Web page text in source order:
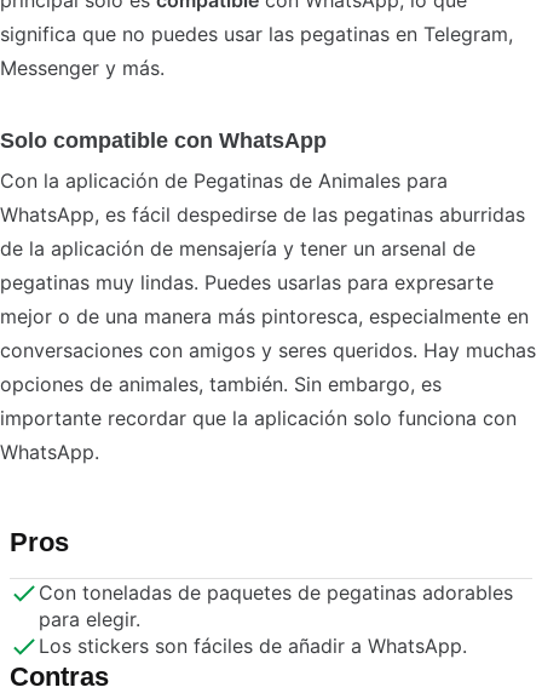
significa que no puedes usar las pegatinas en Telegram,
Messenger y más.
Solo compatible con WhatsApp
Con la aplicación de Pegatinas de Animales para
WhatsApp, es fácil despedirse de las pegatinas aburridas
de la aplicación de mensajería y tener un arsenal de
pegatinas muy lindas. Puedes usarlas para expresarte
mejor o de una manera más pintoresca, especialmente en
conversaciones con amigos y seres queridos. Hay muchas
opciones de animales, también. Sin embargo, es
importante recordar que la aplicación solo funciona con
WhatsApp.
Pros
Con toneladas de paquetes de pegatinas adorables
para elegir.
Los stickers son fáciles de añadir a WhatsApp.
Contras